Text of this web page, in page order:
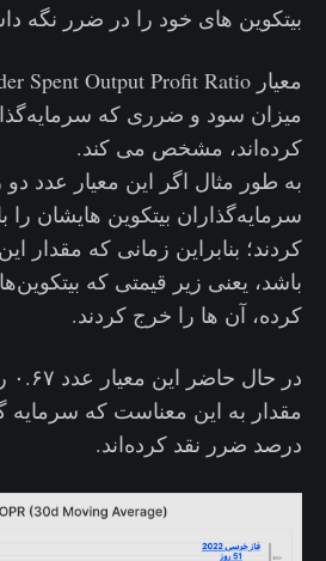
بیتکوین های خود را در ضرر نگه
میزان سود و ضرری که
کرده‌اند، مشخص می کند.
به طور مثال اگر این معیار عدد
سرمایه‌گذاران بیتکوین هایشان را
کردند؛ بنابراین زمانی که مقدار
باشد، یعنی زیر قیمتی که
کرده، آن ها را خرج کردند.
درصد ضرر نقد کرده‌اند.